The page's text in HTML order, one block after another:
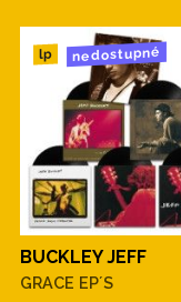
lp nedostupné
BUCKLEY JEFF
GRACE EP´S